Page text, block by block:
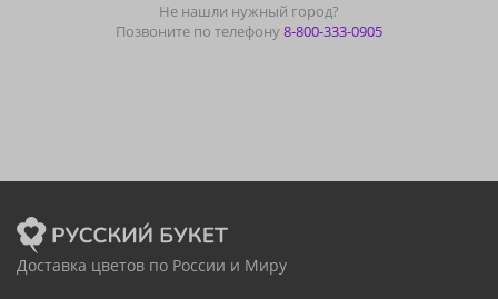
Не нашли нужный город?
Позвоните по телефону8-800-333-0905
Доставка цветов по России и Миру